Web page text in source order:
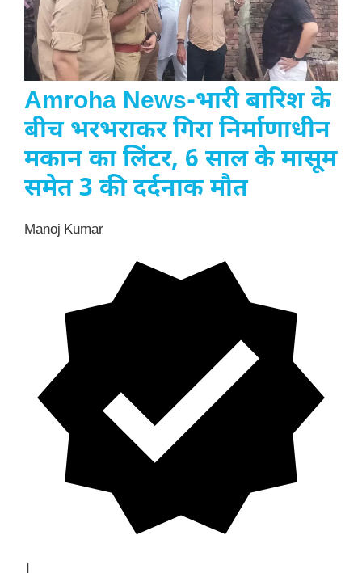
Amroha News-भारी बारिश के
बीच भरभराकर गिरा निर्माणाधीन
मकान का लिंटर, 6 साल के मासूम
समेत 3 की दर्दनाक मौत
Manoj Kumar